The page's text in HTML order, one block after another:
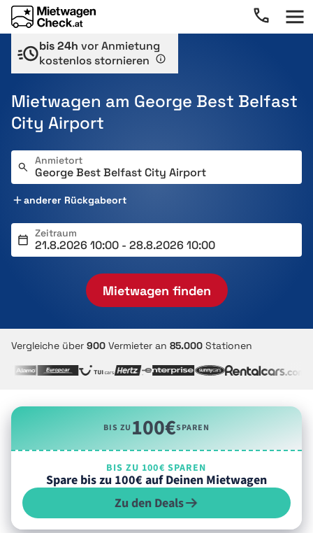
bis 24h vor Anmietung
kostenlos stornieren
Mietwagen am George Best Belfast
City Airport
Anmietort
anderer Rückgabeort
Zeitraum
Mietwagen finden
Vergleiche über 900 Vermieter an 85.000 Stationen
BIS ZU100€SPAREN
BIS ZU 100€ SPAREN
Spare bis zu 100€ auf Deinen Mietwagen
Zu den Deals